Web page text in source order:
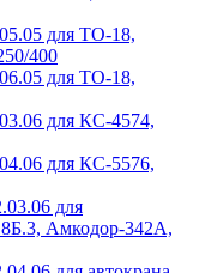
для ТО-18,
400
для ТО-18,
для КС-4574,
для КС-5576,
для
Амкодор-342А,